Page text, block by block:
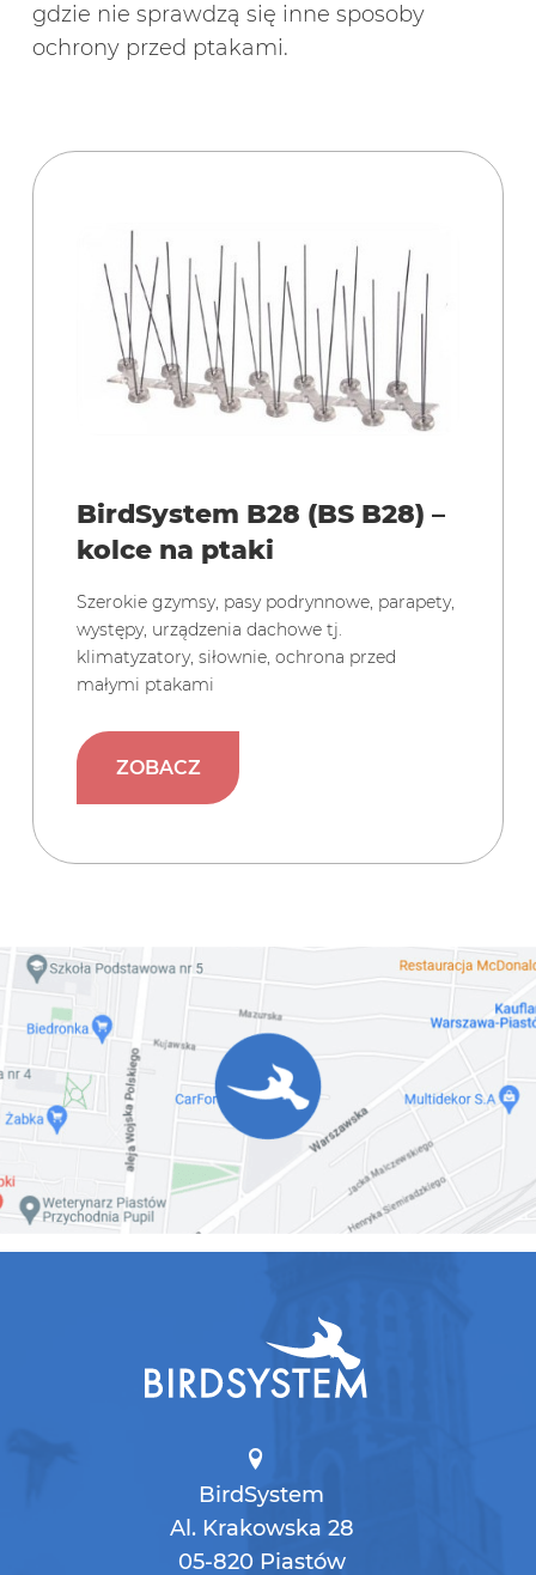
gdzie nie sprawdzą się inne sposoby
ochrony przed ptakami.
BirdSystem B28 (BS B28) –
kolce na ptaki
Szerokie gzymsy, pasy podrynnowe, parapety,
występy, urządzenia dachowe tj.
klimatyzatory, siłownie, ochrona przed
małymi ptakami
ZOBACZ
BirdSystem
Al. Krakowska 28
05-820 Piastów